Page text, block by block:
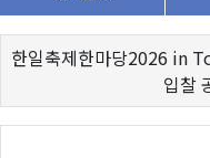
한일축제한마당2026 in
입찰